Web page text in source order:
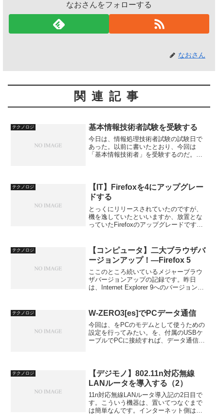
なおさんをフォローする
なおさん
関連記事
テクノロジ 基本情報技術者試験を受験する
今日は、情報処理技術者試験の試験日で
あった。以前に書いたとおり、今回は
「基本情報技術者」を受験するのだ。春
いう感じだ。どちらかという...
テクノロジ
【IT】Firefoxを4にアップグレー
ドする
とっくにリリースされていたのですが、
機を逸していたといいますか、放置とな
っていたFirefoxのアップグレードです。
めていた頃でした。ちょうど、休みとい
うこ...
テクノロジ
【コンピュータ】二大ブラウザバ
ージョンアップ！―Firefox 5
ここのところ続いているメジャーブラウ
ザバージョンアップの記録です。昨日
は、Internet Explorer 9へのバージョンア
ジョンアップ！―Interne...
テクノロジ W-ZERO3[es]でPCデータ通信
今回は、をPCのモデムとして使うための
設定を行ってみたい。を、付属のUSBケ
ーブルでPCに接続すれば、データ通信用
通信料を固定にで...
テクノロジ
【デジモノ】802.11n対応無線
LANルータを導入する（2）
11n対応無線LANルータ導入記の2日目で
す。こういう機器は、置いてつなぐまで
は簡単なんです。インターネット側は、